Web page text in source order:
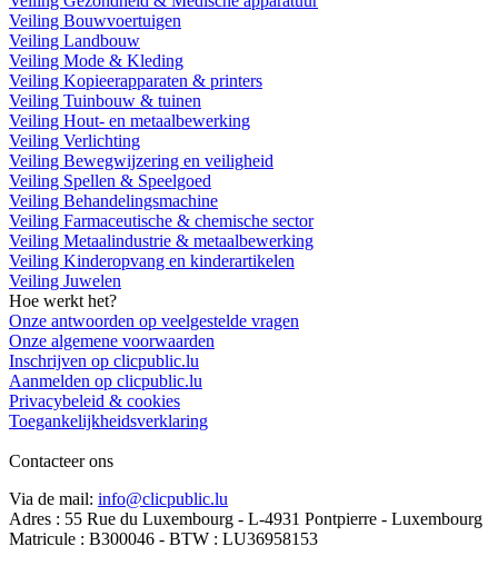
Veiling Bouwvoertuigen
Veiling Landbouw
Veiling Mode & Kleding
Veiling Kopieerapparaten & printers
Veiling Tuinbouw & tuinen
Veiling Hout- en metaalbewerking
Veiling Verlichting
Veiling Bewegwijzering en veiligheid
Veiling Spellen & Speelgoed
Veiling Behandelingsmachine
Veiling Farmaceutische & chemische sector
Veiling Metaalindustrie & metaalbewerking
Veiling Kinderopvang en kinderartikelen
Veiling Juwelen
Hoe werkt het?
Onze antwoorden op veelgestelde vragen
Onze algemene voorwaarden
Inschrijven op clicpublic.lu
Aanmelden op clicpublic.lu
Privacybeleid & cookies
Toegankelijkheidsverklaring
Contacteer ons
Via de mail: info@clicpublic.lu
Adres : 55 Rue du Luxembourg - L-4931 Pontpierre - Luxembourg
Matricule : B300046 - BTW : LU36958153